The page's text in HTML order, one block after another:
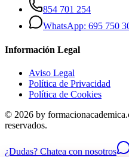
854 701 254
WhatsApp: 695 750
Información Legal
Aviso Legal
Política de Privacidad
Política de Cookies
© 2026 by
reservados.
¿Dudas? Chatea con nosotros